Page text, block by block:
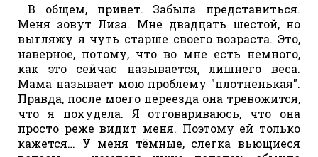
В общем, привет. Забыла представиться.
Меня зовут Лиза. Мне двадцать шестой, но
выгляжу я чуть старше своего возраста. Это,
наверное, потому, что во мне есть немного,
как это сейчас называется, лишнего веса.
Мама называет мою проблему "плотненькая".
Правда, после моего переезда она тревожится,
что я похудела. Я отговариваюсь, что она
просто реже видит меня. Поэтому ей только
кажется… У меня тёмные, слегка вьющиеся